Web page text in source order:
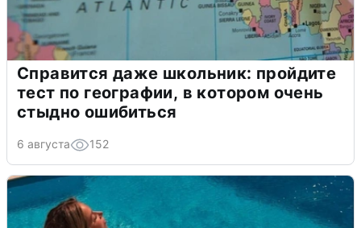
Справится даже школьник: пройдите
тест по географии, в котором очень
стыдно ошибиться
6 августа 152